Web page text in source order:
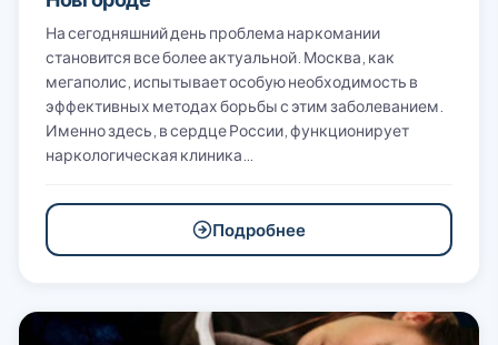
На сегодняшний день проблема наркомании
становится все более актуальной. Москва, как
мегаполис, испытывает особую необходимость в
эффективных методах борьбы с этим заболеванием.
Именно здесь, в сердце России, функционирует
наркологическая клиника…
Подробнее